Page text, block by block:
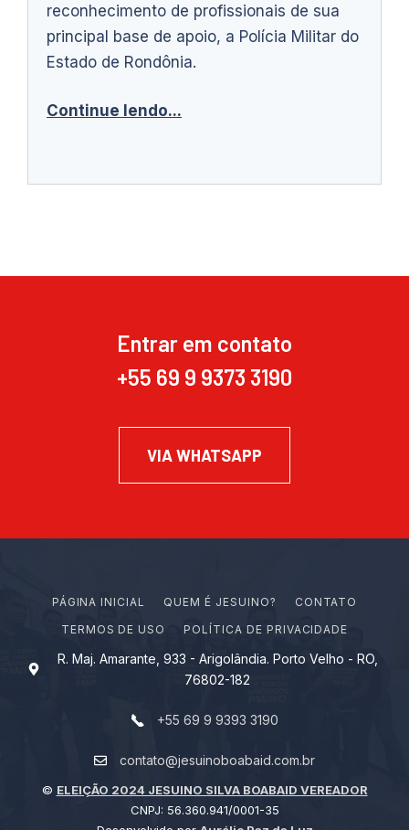
reconhecimento de profissionais de sua
principal base de apoio, a Polícia Militar do
Estado de Rondônia.
Continue lendo...
Entrar em contato
+55 69 9 9373 3190
VIA WHATSAPP
PÁGINA INICIAL Q U EM É J ES U I N O?
CONTATO
TERMOS DE USO
POLÍTICA DE PRIVACIDADE
R. Maj. Amarante, 933 - Arigolândia. Porto Velho - RO,
76802-182
+55 69 9 9393 3190
contato@jesuinoboabaid.com.br
© ELEIÇÃO 2024 JESUINO SILVA BOABAID VEREADOR
CNPJ: 56.360.941/0001-35